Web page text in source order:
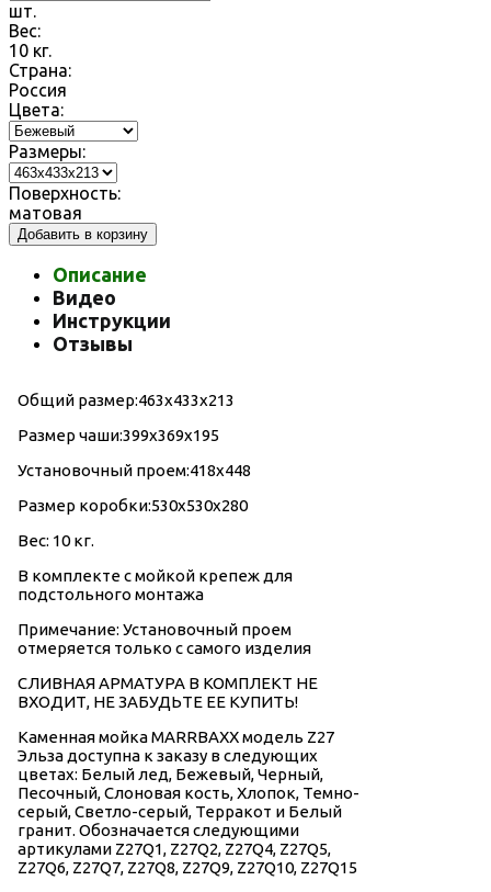
шт.
Вес:
10 кг.
Страна:
Россия
Цвета:
Размеры:
Поверхность:
матовая
Добавить в корзину
Описание
Видео
Инструкции
Отзывы
Общий размер:463x433x213
Размер чаши:399x369x195
Установочный проем:418x448
Размер коробки:530x530x280
Вес: 10 кг.
В комплекте с мойкой крепеж для
подстольного монтажа
Примечание: Установочный проем
отмеряется только с самого изделия
СЛИВНАЯ АРМАТУРА В КОМПЛЕКТ НЕ
ВХОДИТ, НЕ ЗАБУДЬТЕ ЕЕ КУПИТЬ!
Каменная мойка МАRRВАХХ модель Z27
Эльза доступна к заказу в следующих
цветах: Белый лед, Бежевый, Черный,
Песочный, Слоновая кость, Хлопок, Темно-
серый, Светло-серый, Терракот и Белый
гранит. Обозначается следующими
артикулами Z27Q1, Z27Q2, Z27Q4, Z27Q5,
Z27Q6, Z27Q7, Z27Q8, Z27Q9, Z27Q10, Z27Q15